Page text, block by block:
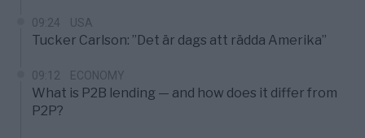
09:24 USA
Tucker Carlson: ”Det är dags att rädda Amerika”
09:12 ECONOMY
What is P2B lending — and how does it differ from
P2P?